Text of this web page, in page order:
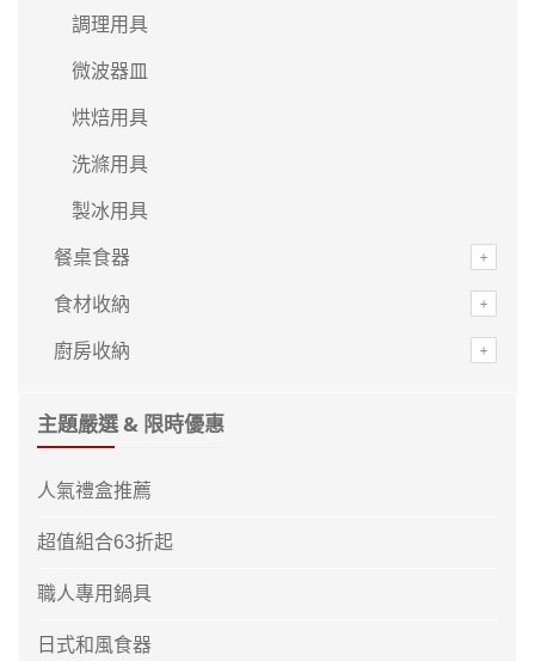
調理用具
微波器皿
烘焙用具
洗滌用具
製冰用具
餐桌食器
食材收納
廚房收納
主題嚴選 & 限時優惠
人氣禮盒推薦
超值組合63折起
職人專用鍋具
日式和風食器